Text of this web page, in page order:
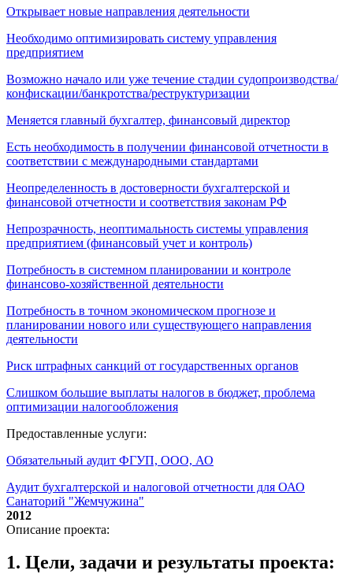
Открывает новые направления деятельности
Необходимо оптимизировать систему управления
предприятием
Возможно начало или уже течение стадии судопроизводства/
конфискации/банкротства/реструктуризации
Меняется главный бухгалтер, финансовый директор
Есть необходимость в получении финансовой отчетности в
соответствии с международными стандартами
Неопределенность в достоверности бухгалтерской и
финансовой отчетности и соответствия законам РФ
Непрозрачность, неоптимальность системы управления
предприятием (финансовый учет и контроль)
Потребность в системном планировании и контроле
финансово-хозяйственной деятельности
Потребность в точном экономическом прогнозе и
планировании нового или существующего направления
деятельности
Риск штрафных санкций от государственных органов
Слишком большие выплаты налогов в бюджет, проблема
оптимизации налогообложения
Предоставленные услуги:
Обязательный аудит ФГУП, ООО, АО
Аудит бухгалтерской и налоговой отчетности для ОАО
Санаторий "Жемчужина"
2012
Описание проекта:
1. Цели, задачи и результаты проекта: